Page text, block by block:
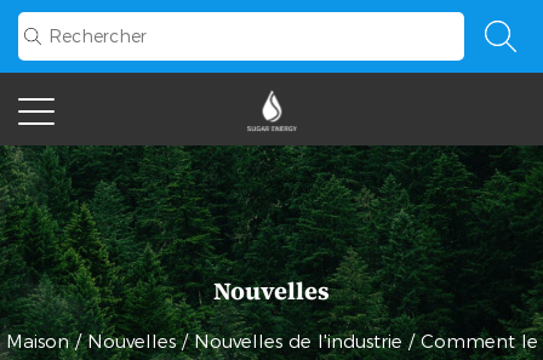
Nouvelles
Maison/Nouvelles/Nouvelles de l'industrie/Comment le